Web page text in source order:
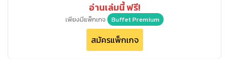
อ่านเล่มนี้ ฟรี!
เพียงมีแพ็กเกจ Buffet Premium
สมัครแพ็กเกจ